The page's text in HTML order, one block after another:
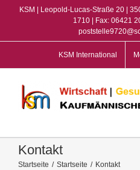
KSM | Leopold-Lucas-Straße 20 |
1710 | Fax: 06421
KSM International
Kontakt
Startseite / Startseite / Kontakt